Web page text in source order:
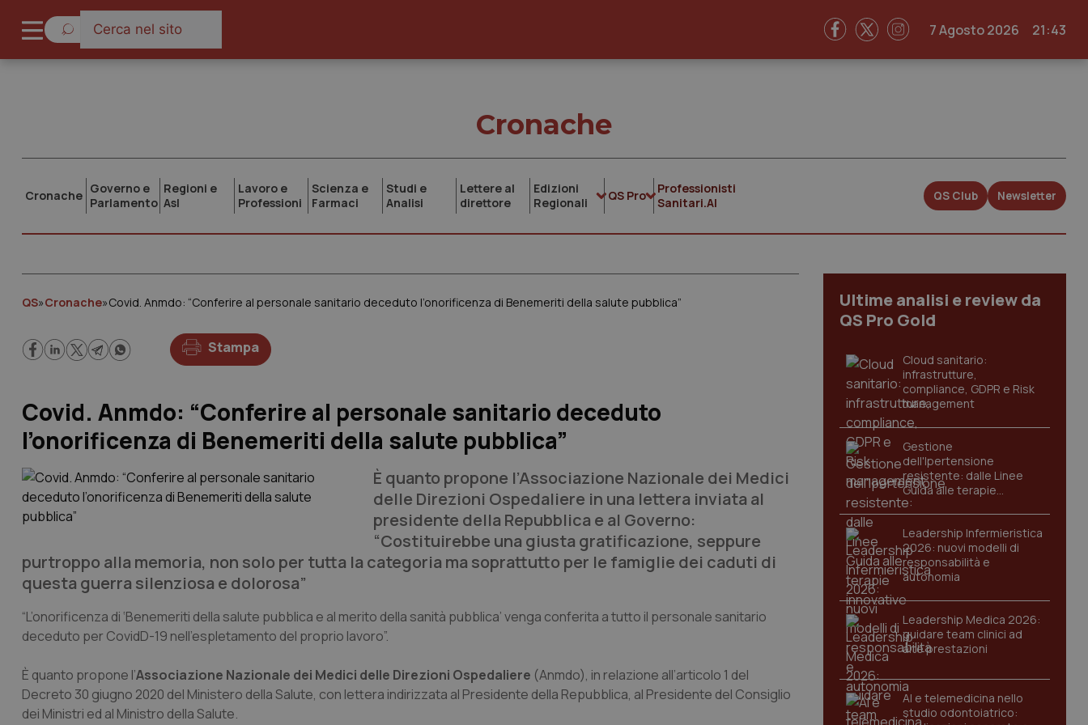
7 Agosto 2026 21:43
Cronache
Cronache Governo e
Parlamento
Regioni e
Asl
Lavoro e
Professioni
Scienza e
Farmaci
Studi e
Analisi
Lettere al
direttore
Edizioni
Regionali
QS Pro
Professionisti
Sanitari.AI
QS Club Newsletter
QS»Cronache»Covid. Anmdo: “Conferire al personale sanitario deceduto l’onorificenza di Benemeriti della salute pubblica”
Stampa
Covid. Anmdo: “Conferire al personale sanitario deceduto
l’onorificenza di Benemeriti della salute pubblica”
È quanto propone l’Associazione Nazionale dei Medici
delle Direzioni Ospedaliere in una lettera inviata al
presidente della Repubblica e al Governo:
“Costituirebbe una giusta gratificazione, seppure
purtroppo alla memoria, non solo per tutta la categoria ma soprattutto per le famiglie dei caduti di
questa guerra silenziosa e dolorosa”
“L’onorificenza di ‘Benemeriti della salute pubblica e al merito della sanità pubblica’ venga conferita a tutto il personale sanitario
deceduto per CovidD-19 nell’espletamento del proprio lavoro”.
È quanto propone l’Associazione Nazionale dei Medici delle Direzioni Ospedaliere (Anmdo), in relazione all’articolo 1 del
Decreto 30 giugno 2020 del Ministero della Salute, con lettera indirizzata al Presidente della Repubblica, al Presidente del Consiglio
dei Ministri ed al Ministro della Salute.
Ultime analisi e review da
QS Pro Gold
Cloud sanitario:
infrastrutture,
compliance, GDPR e Risk
management
Gestione
dell'Ipertensione
resistente: dalle Linee
Guida alle terapie
innovative
Leadership Infermieristica
2026: nuovi modelli di
responsabilità e
autonomia
Leadership Medica 2026:
guidare team clinici ad
alte prestazioni
AI e telemedicina nello
studio odontoiatrico: